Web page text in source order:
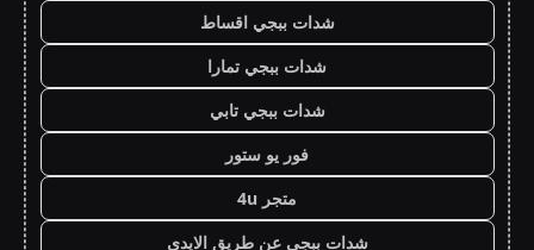
شدات ببجي اقساط
شدات ببجي تمارا
شدات ببجي تابي
فور يو ستور
متجر 4u
شدات ببجي عن طريق الايدي